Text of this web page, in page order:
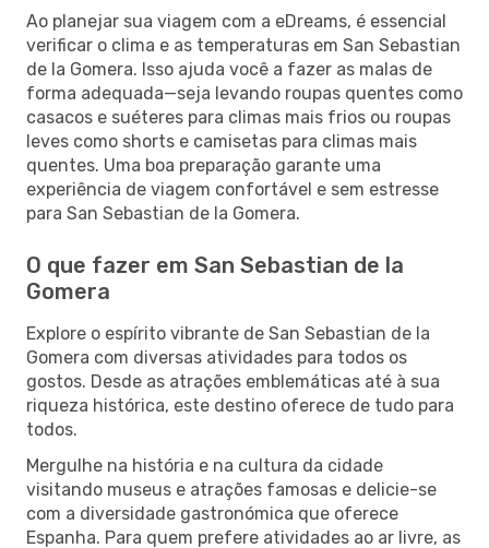
Ao planejar sua viagem com a eDreams, é essencial
verificar o clima e as temperaturas em San Sebastian
de la Gomera. Isso ajuda você a fazer as malas de
forma adequada—seja levando roupas quentes como
casacos e suéteres para climas mais frios ou roupas
leves como shorts e camisetas para climas mais
quentes. Uma boa preparação garante uma
experiência de viagem confortável e sem estresse
para San Sebastian de la Gomera.
O que fazer em San Sebastian de la
Gomera
Explore o espírito vibrante de San Sebastian de la
Gomera com diversas atividades para todos os
gostos. Desde as atrações emblemáticas até à sua
riqueza histórica, este destino oferece de tudo para
todos.
Mergulhe na história e na cultura da cidade
visitando museus e atrações famosas e delicie-se
com a diversidade gastronómica que oferece
Espanha. Para quem prefere atividades ao ar livre, as